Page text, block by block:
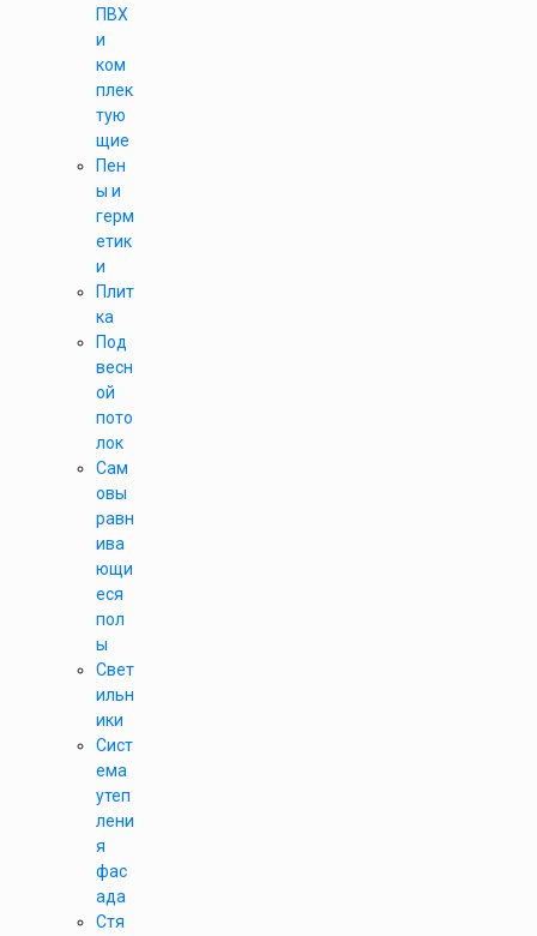
ПВХ
и
ком
плек
тую
щие
Пен
ы и
герм
етик
и
Плит
ка
Под
весн
ой
пото
лок
Сам
овы
равн
ива
ющи
еся
пол
ы
Свет
ильн
ики
Сист
ема
утеп
лени
я
фас
ада
Стя